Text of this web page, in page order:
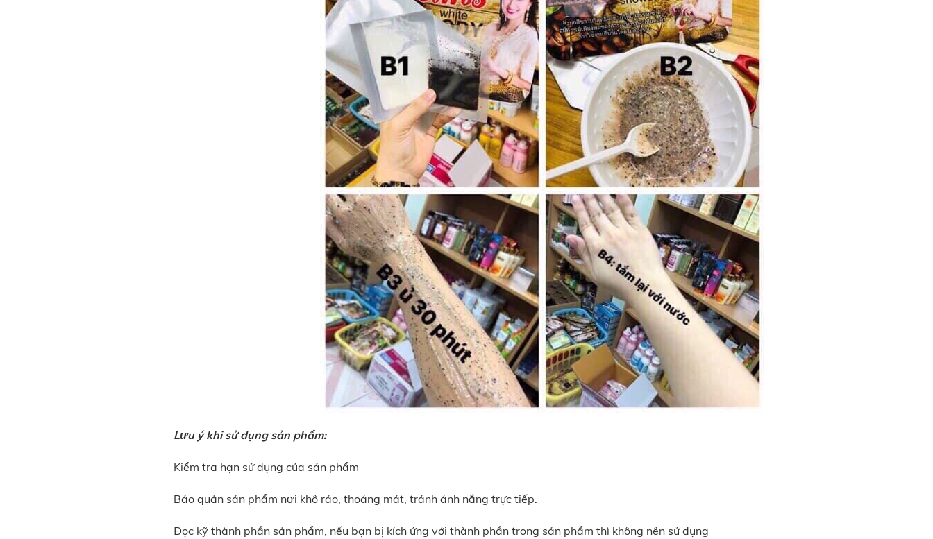
Lưu ý khi sử dụng sản phẩm:
Kiểm tra hạn sử dụng của sản phẩm
Bảo quản sản phẩm nơi khô ráo, thoáng mát, tránh ánh nắng trực tiếp.
Đọc kỹ thành phần sản phẩm, nếu bạn bị kích ứng với thành phần trong sản phẩm thì không nên sử dụng